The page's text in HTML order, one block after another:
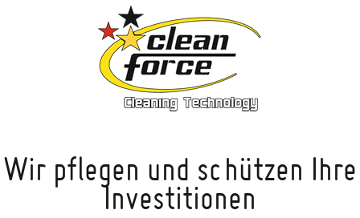
Wir pflegen und schützen Ihre
Investitionen